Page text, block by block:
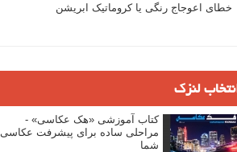
خطای اعوجاج رنگی یا کروماتیک ابریشن
لنزک
کتاب آموزشی «هک عکاسی» -
مراحلی ساده برای پیشرفت عکاسی
شما